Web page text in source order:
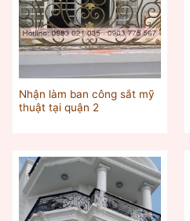
Nhận làm ban công sắt mỹ
thuật tại quận 2